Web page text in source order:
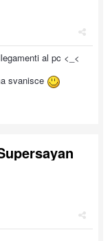
al pc <_<
svanisce